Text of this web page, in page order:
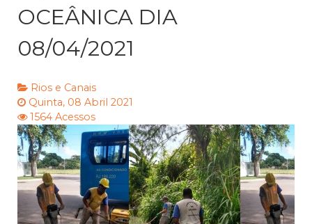
OCEÂNICA DIA
08/04/2021
Rios e Canais
Quinta, 08 Abril 2021
1564 Acessos